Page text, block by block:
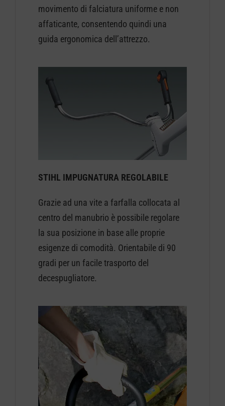
movimento di falciatura uniforme e non
affaticante, consentendo quindi una
guida ergonomica dell’attrezzo.
STIHL IMPUGNATURA REGOLABILE
Grazie ad una vite a farfalla collocata al
centro del manubrio è possibile regolare
la sua posizione in base alle proprie
esigenze di comodità. Orientabile di 90
gradi per un facile trasporto del
decespugliatore.